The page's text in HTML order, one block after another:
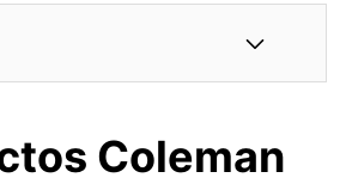
Coleman